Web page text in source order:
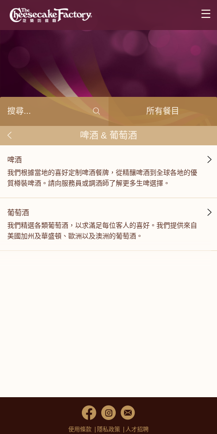
所有餐目
啤酒 & 葡萄酒
啤酒
我們根據當地的喜好定制啤酒餐牌，從精釀啤酒到全球各地的優
質樽裝啤酒。請向服務員或調酒師了解更多生啤選擇。
葡萄酒
我們精選各類葡萄酒，以求滿足每位客人的喜好。我們提供來自
美國加州及華盛頓、歐洲以及澳洲的葡萄酒。
使用條款 隱私政策 人才招聘